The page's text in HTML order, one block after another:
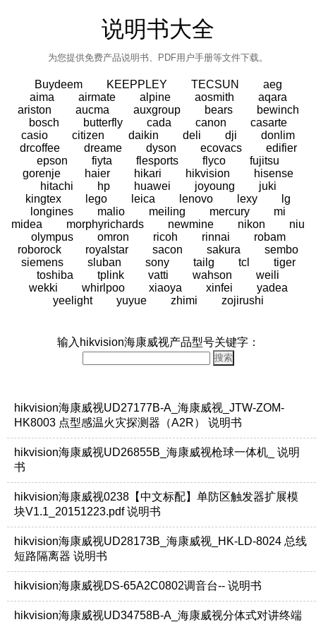
说明书大全
为您提供免费产品说明书、PDF用户手册等文件下载。
Buydeem KEEPPLEY TECSUN
aeg
aima
airmate alpine aosmith
aqara
ariston
aucma auxgroup bears
bewinch
bosch
butterfly cada canon
casarte
casio
citizen daikin deli dji
donlim
drcoffee
dreame dyson ecovacs
edifier
epson
fiyta flesports flyco
fujitsu
gorenje
haier hikari hikvision
hisense
hitachi
hp huawei joyoung
juki
kingtex
lego leica lenovo lexy
lg
longines
malio meiling mercury
mi
midea
morphyrichards newmine nikon
niu
olympus
omron ricoh rinnai
robam
roborock
royalstar sacon sakura
sembo
siemens
sluban sony tailg tcl
tiger
toshiba
tplink vatti wahson
weili
wekki
whirlpoo xiaoya xinfei
yadea
yeelight
yuyue zhimi zojirushi
输入hikvision海康威视产品型号关键字：
hikvision海康威视UD27177B-A_海康威视_JTW-ZOM-
HK8003 点型感温火灾探测器（A2R） 说明书
hikvision海康威视UD26855B_海康威视枪球一体机_ 说明
书
hikvision海康威视0238【中文标配】单防区触发器扩展模
块V1.1_20151223.pdf 说明书
hikvision海康威视UD28173B_海康威视_HK-LD-8024 总线
短路隔离器 说明书
hikvision海康威视DS-65A2C0802调音台-- 说明书
hikvision海康威视UD34758B-A_海康威视分体式对讲终端